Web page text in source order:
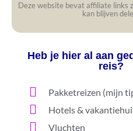
Deze website bevat affiliate links
kan blijven
Heb je hier al aan
reis?
Pakketreizen (mijn
Hotels &
Vluchten